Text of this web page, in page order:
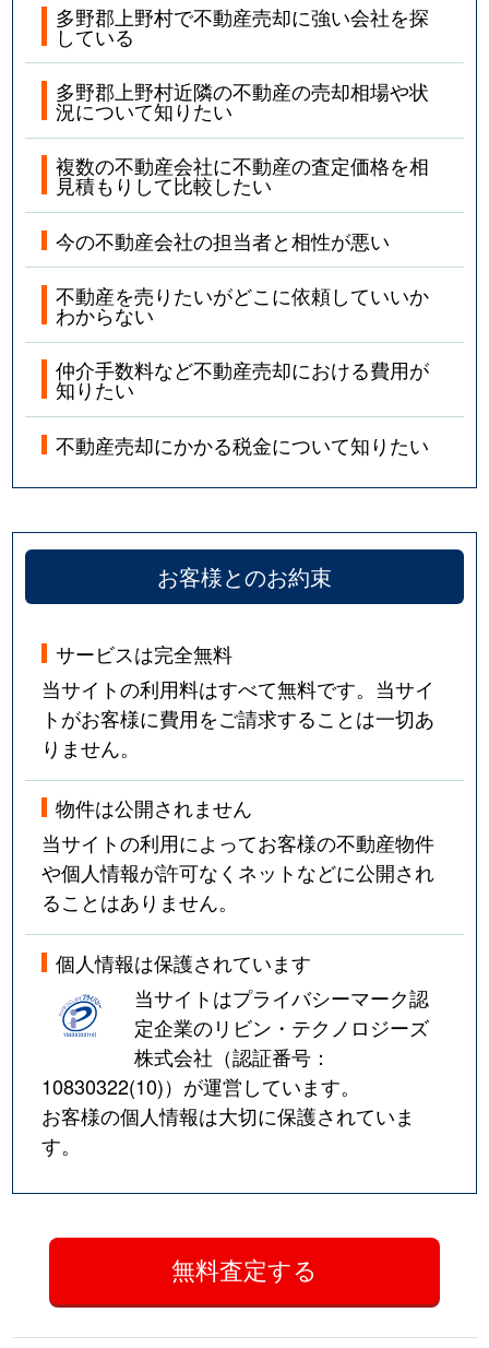
多野郡上野村で不動産売却に強い会社を探
している
多野郡上野村近隣の不動産の売却相場や状
況について知りたい
複数の不動産会社に不動産の査定価格を相
見積もりして比較したい
今の不動産会社の担当者と相性が悪い
不動産を売りたいがどこに依頼していいか
わからない
仲介手数料など不動産売却における費用が
知りたい
不動産売却にかかる税金について知りたい
お客様とのお約束
サービスは完全無料
当サイトの利用料はすべて無料です。当サイ
トがお客様に費用をご請求することは一切あ
りません。
物件は公開されません
当サイトの利用によってお客様の不動産物件
や個人情報が許可なくネットなどに公開され
ることはありません。
個人情報は保護されています
当サイトはプライバシーマーク認
定企業のリビン・テクノロジーズ
株式会社（認証番号：
10830322(10)）が運営しています。
お客様の個人情報は大切に保護されていま
す。